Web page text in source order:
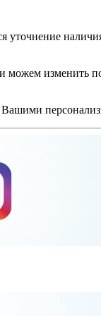
уточнение
можем изменить